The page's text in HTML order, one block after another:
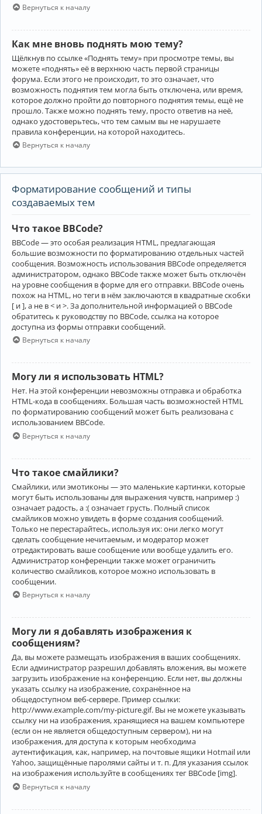
Вернуться к началу
Как мне вновь поднять мою тему?
Щёлкнув по ссылке «Поднять тему» при просмотре темы, вы
можете «поднять» её в верхнюю часть первой страницы
форума. Если этого не происходит, то это означает, что
возможность поднятия тем могла быть отключена, или время,
которое должно пройти до повторного поднятия темы, ещё не
прошло. Также можно поднять тему, просто ответив на неё,
однако удостоверьтесь, что тем самым вы не нарушаете
правила конференции, на которой находитесь.
Вернуться к началу
Форматирование сообщений и типы
создаваемых тем
Что такое BBCode?
BBCode — это особая реализация HTML, предлагающая
большие возможности по форматированию отдельных частей
сообщения. Возможность использования BBCode определяется
администратором, однако BBCode также может быть отключён
на уровне сообщения в форме для его отправки. BBCode очень
похож на HTML, но теги в нём заключаются в квадратные скобки
[ и ], а не в < и >. За дополнительной информацией о BBCode
обратитесь к руководству по BBCode, ссылка на которое
доступна из формы отправки сообщений.
Вернуться к началу
Могу ли я использовать HTML?
Нет. На этой конференции невозможны отправка и обработка
HTML-кода в сообщениях. Большая часть возможностей HTML
по форматированию сообщений может быть реализована с
использованием BBCode.
Вернуться к началу
Что такое смайлики?
Смайлики, или эмотиконы — это маленькие картинки, которые
могут быть использованы для выражения чувств, например :)
означает радость, а :( означает грусть. Полный список
смайликов можно увидеть в форме создания сообщений.
Только не перестарайтесь, используя их: они легко могут
сделать сообщение нечитаемым, и модератор может
отредактировать ваше сообщение или вообще удалить его.
Администратор конференции также может ограничить
количество смайликов, которое можно использовать в
сообщении.
Вернуться к началу
Могу ли я добавлять изображения к
сообщениям?
Да, вы можете размещать изображения в ваших сообщениях.
Если администратор разрешил добавлять вложения, вы можете
загрузить изображение на конференцию. Если нет, вы должны
указать ссылку на изображение, сохранённое на
общедоступном веб-сервере. Пример ссылки:
http://www.example.com/my-picture.gif. Вы не можете указывать
ссылку ни на изображения, хранящиеся на вашем компьютере
(если он не является общедоступным сервером), ни на
изображения, для доступа к которым необходима
аутентификация, как, например, на почтовые ящики Hotmail или
Yahoo, защищённые паролями сайты и т. п. Для указания ссылок
на изображения используйте в сообщениях тег BBCode [img].
Вернуться к началу